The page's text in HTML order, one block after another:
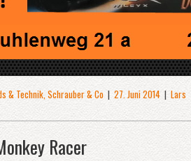
& Technik,Schrauber & Co | 27. Juni 2014 | Lars
Racer